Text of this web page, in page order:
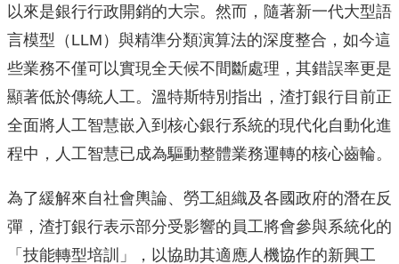
以來是銀行行政開銷的大宗。然而，隨著新一代大型語
言模型（LLM）與精準分類演算法的深度整合，如今這
些業務不僅可以實現全天候不間斷處理，其錯誤率更是
顯著低於傳統人工。溫特斯特別指出，渣打銀行目前正
全面將人工智慧嵌入到核心銀行系統的現代化自動化進
程中，人工智慧已成為驅動整體業務運轉的核心齒輪。
為了緩解來自社會輿論、勞工組織及各國政府的潛在反
彈，渣打銀行表示部分受影響的員工將會參與系統化的
「技能轉型培訓」，以協助其適應人機協作的新興工